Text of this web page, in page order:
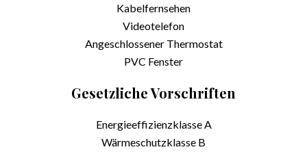
Kabelfernsehen
Videotelefon
Angeschlossener Thermostat
PVC Fenster
Gesetzliche Vorschriften
EnergieeffizienzklasseA
Wärmeschutzklasse B